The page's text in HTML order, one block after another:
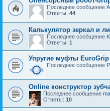
Последнее сообщение
Ответы: 44
Калькулятор зеркал и
Последнее сообщение
Ответы: 1
Упругие муфты EuroGrip
Последнее сообщение
Online конструктор
Последнее сообщение
Ответы: 10